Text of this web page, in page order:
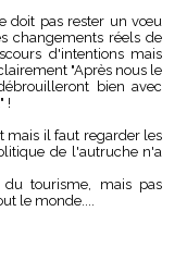
doit pas rester un vœu
changements réels de
d'intentions mais
"Après nous le
bien avec
!
mais il faut regarder les
de l'autruche n'a
du tourisme, mais pas
le monde....